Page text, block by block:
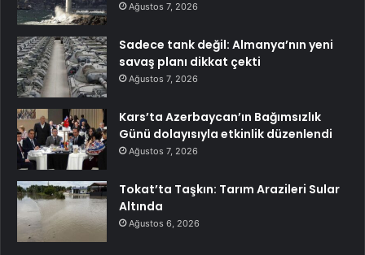
Ağustos 7, 2026
Sadece tank değil: Almanya’nın yeni
savaş planı dikkat çekti
Ağustos 7, 2026
Kars’ta Azerbaycan’ın Bağımsızlık
Günü dolayısıyla etkinlik düzenlendi
Ağustos 7, 2026
Tokat’ta Taşkın: Tarım Arazileri Sular
Altında
Ağustos 6, 2026